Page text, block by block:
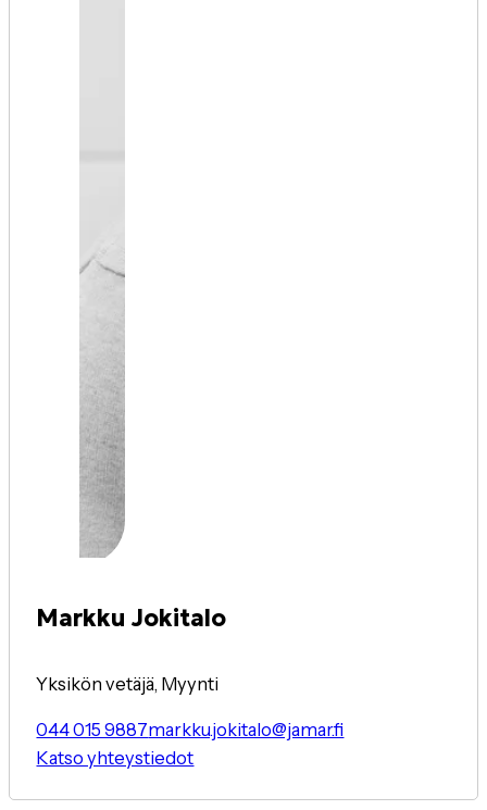
Markku Jokitalo
Yksikön vetäjä, Myynti
044 015 9887markku.jokitalo@jamar.fi
Katso yhteystiedot